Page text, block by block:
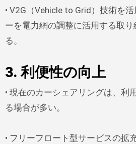
• V2G（Vehicle to Grid）技術を
ーを電力網の調整に活用する取
る。
3. 利便性の向上
• 現在のカーシェアリングは、利
る場合が多い。
• フリーフロート型サービスの拡